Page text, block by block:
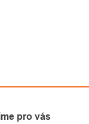
pro vás